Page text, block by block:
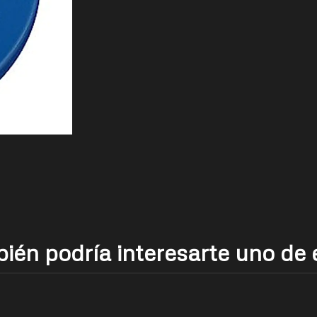
podría interesarte uno de